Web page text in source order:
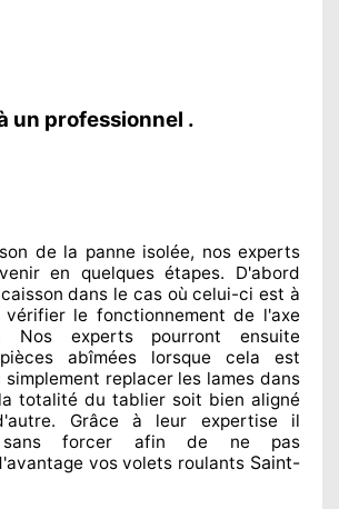
un professionnel .
de la panne isolée, nos experts
en quelques étapes. D'abord
dans le cas où celui-ci est à
le fonctionnement de l'axe
Nos expertspourront ensuite
abîmées lorsque cela est
simplement replacerles lames dans
totalité du tablier soit bien aligné
. Grâce à leur expertiseil
sans forcer afin de ne pas
vos volets roulants Saint-